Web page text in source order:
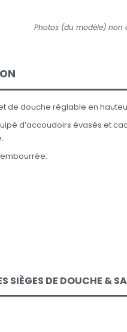
Photos (du modèle) non
de douche réglable en
d’accoudoirs évasés et
SIÈGES DE DOUCHE &